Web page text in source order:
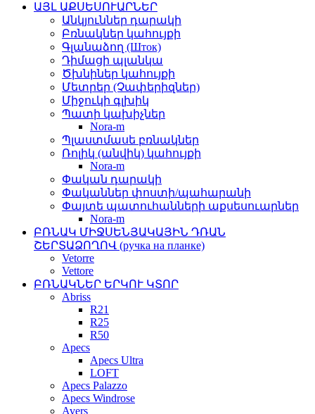
ԱՅԼ ԱՔՍԵՍՈՒԱՐՆԵՐ
Անկյուններ դարակի
Բռնակներ կահույքի
Գլանաձող (Шток)
Դիմացի պլանկա
Ծխնիներ կահույքի
Մետրեր (Չափերիզներ)
Միջուկի գլխիկ
Պատի կախիչներ
Nora-m
Պլաստմասե բռնակներ
Ռոլիկ (անվիկ) կահույքի
Nora-m
Փական դարակի
Փականներ փոստի/պահարանի
Փայտե պատուհանների աքսեսուարներ
Nora-m
ԲՌՆԱԿ ՄԻՋՍԵՆՅԱԿԱՅԻՆ ԴՌԱՆ
ՇԵՐՏԱՁՈՂՈՎ (ручка на планке)
Vetorre
Vettore
ԲՌՆԱԿՆԵՐ ԵՐԿՈՒ ԿՏՈՐ
Abriss
R21
R25
R50
Apecs
Apecs Ultra
LOFT
Apecs Palazzo
Apecs Windrose
Avers